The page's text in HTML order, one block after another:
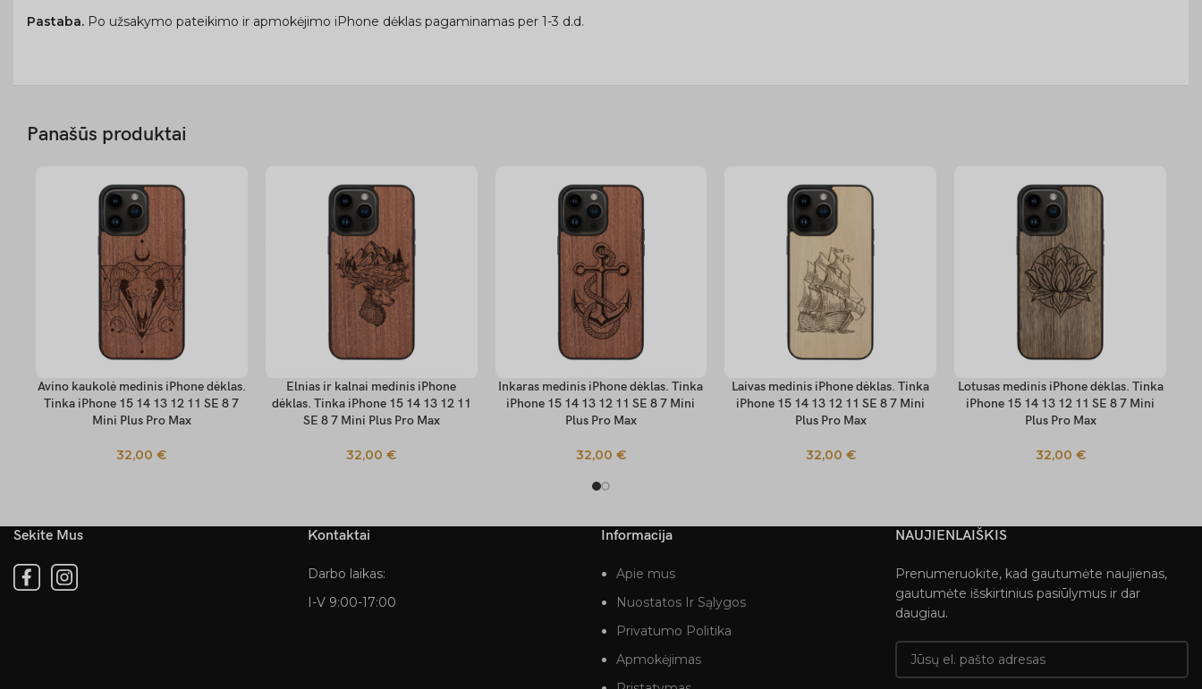
Pastaba. Po užsakymo pateikimo ir apmokėjimo iPhone dėklas pagaminamas per 1-3 d.d.
Panašūs produktai
PASIRINKTI SAVYBES
Avino kaukolė medinis iPhone dėklas.
Tinka iPhone 15 14 13 12 11 SE 8 7
Mini Plus Pro Max
32,00€
PASIRINKTI SAVYBES
Elnias ir kalnai medinis iPhone
dėklas. Tinka iPhone 15 14 13 12 11
SE 8 7 Mini Plus Pro Max
32,00€
PASIRINKTI SAVYBES
Inkaras medinis iPhone dėklas. Tinka
iPhone 15 14 13 12 11 SE 8 7 Mini
Plus Pro Max
32,00 €
PASIRINKTI SAVYBES
Laivas medinis iPhone dėklas. Tinka
iPhone 15 14 13 12 11 SE 8 7 Mini
Plus Pro Max
32,00 €
PASIRINKTI SAVYBES
Lotusas medinis iPhone dėklas. Tinka
iPhone 15 14 13 12 11 SE 8 7 Mini
Plus Pro Max
32,00 €
Sekite Mus Kontaktai
Darbo laikas:
I-V 9:00-17:00
Informacija
Apie mus
Nuostatos Ir Sąlygos
Privatumo Politika
Apmokėjimas
NAUJIENLAIŠKIS
Prenumeruokite, kad gautumėte naujienas,
gautumėte išskirtinius pasiūlymus ir dar
daugiau.